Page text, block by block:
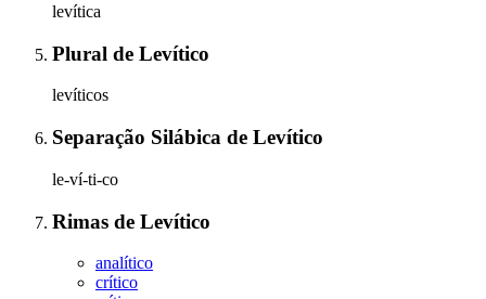
levítica
Plural de Levítico
levíticos
Separação Silábica de Levítico
le-ví-ti-co
Rimas de Levítico
analítico
crítico